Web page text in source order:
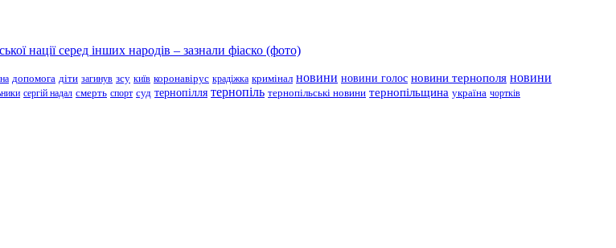
нації серед інших народів – зазнали фіаско (фото)
допомога діти загинув зсу київ коронавірус крадіжка кримінал новини новини голос новини тернополя новини
сергій надал смерть спорт суд тернопілля тернопіль тернопільські новини тернопільщина україна чортків